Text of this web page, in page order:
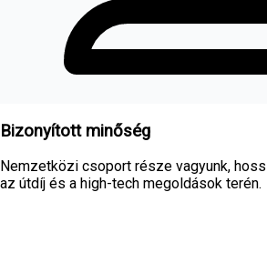
Bizonyított minőség
Nemzetközi csoport része vagyunk,
az útdíj és a high-tech megoldások terén.